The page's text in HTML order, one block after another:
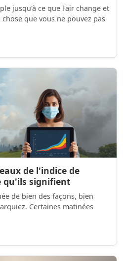
jusqu'à ce que l'air change et
que vous ne pouvez pas
de l'indice de
qu'ils signifient
de bien des façons, bien
Certaines matinées